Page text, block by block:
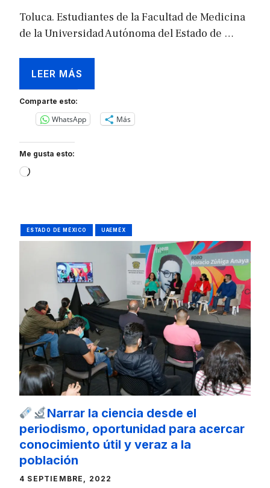
Toluca. Estudiantes de la Facultad de Medicina
de la Universidad Autónoma del Estado de …
LEER MÁS
Comparte esto:
WhatsApp Más
Me gusta esto:
Loading…
ESTADO DE MÉXICO UAEMÉX
Narrar la ciencia desde el
periodismo, oportunidad para acercar
conocimiento útil y veraz a la
población
4 SEPTIEMBRE, 2022